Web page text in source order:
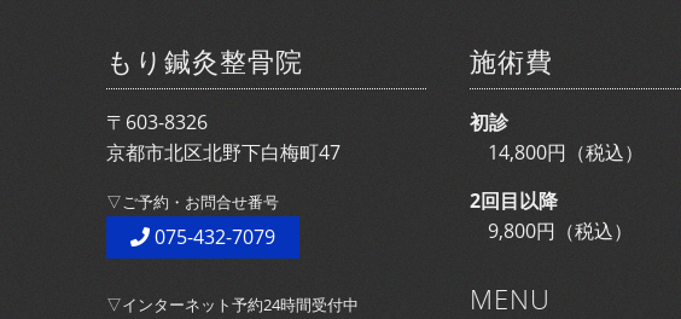
もり鍼灸整骨院
〒603-8326
京都市北区北野下白梅町47
▽ご予約・お問合せ番号
075-432-7079
▽インターネット予約24時間受付中
施術費
初診
14,800円（税込）
2回目以降
9,800円（税込）
MENU